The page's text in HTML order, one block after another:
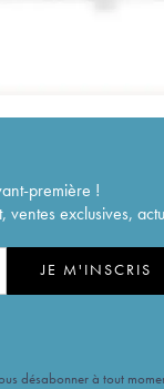
première !
exclusives,
JE M'INSCRIS
désabonner à tout